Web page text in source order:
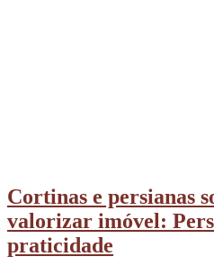
Cortinas e persianas
valorizar imóvel:
praticidade